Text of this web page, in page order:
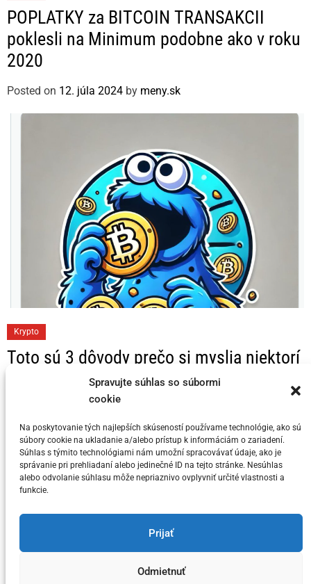
Spravujte súhlas so súbormi
cookie
Na poskytovanie tých najlepších skúseností používame technológie, ako sú
súbory cookie na ukladanie a/alebo prístup k informáciám o zariadení.
Súhlas s týmito technológiami nám umožní spracovávať údaje, ako je
správanie pri prehliadaní alebo jedinečné ID na tejto stránke. Nesúhlas
alebo odvolanie súhlasu môže nepriaznivo ovplyvniť určité vlastnosti a
funkcie.
Prijať
Odmietnuť
a
t
e
g
r
POPLATKY za BITCOIN TRANSAKCII
poklesli na Minimum podobne ako v roku
2020
Posted on 12. júla 2024 by meny.sk
a
Krypto
Toto sú 3 dôvody prečo si myslia niektorí
KRYPTO Analytici, že Bitcoin dosahuje
svoj vrchol v tomto cykle
Posted on5. júla 2024 bymeny.sk